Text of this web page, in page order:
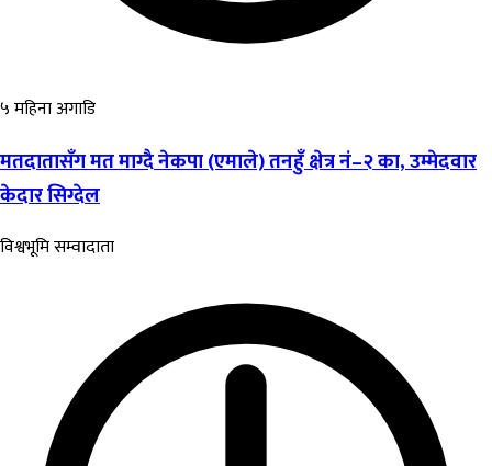
५ महिना अगाडि
मतदातासँग मत माग्दै नेकपा (एमाले) तनहुँ क्षेत्र नं–२ का, उम्मेदवार
केदार सिग्देल
विश्वभूमि सम्वादाता